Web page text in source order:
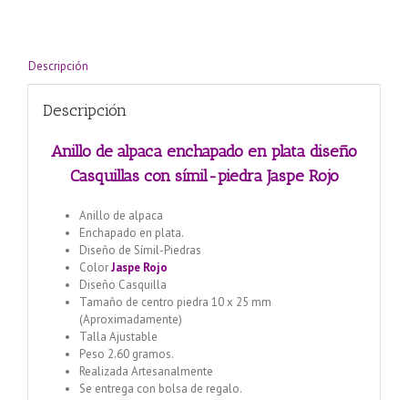
Descripción
Descripción
Anillo de alpaca enchapado en plata diseño
Casquillas con símil-piedra Jaspe Rojo
Anillo de alpaca
Enchapado en plata.
Diseño de Símil-Piedras
ColorJaspe Rojo
Diseño Casquilla
Tamaño de centro piedra 10 x 25 mm
(Aproximadamente)
Talla Ajustable
Peso 2.60 gramos.
Realizada Artesanalmente
Se entrega con bolsa de regalo.